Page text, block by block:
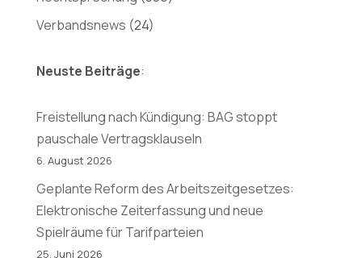
Verbandsnews (24)
Neuste Beiträge:
Freistellung nach Kündigung: BAG stoppt
pauschale Vertragsklauseln
6. August 2026
Geplante Reform des Arbeitszeitgesetzes:
Elektronische Zeiterfassung und neue
Spielräume für Tarifparteien
25. Juni 2026